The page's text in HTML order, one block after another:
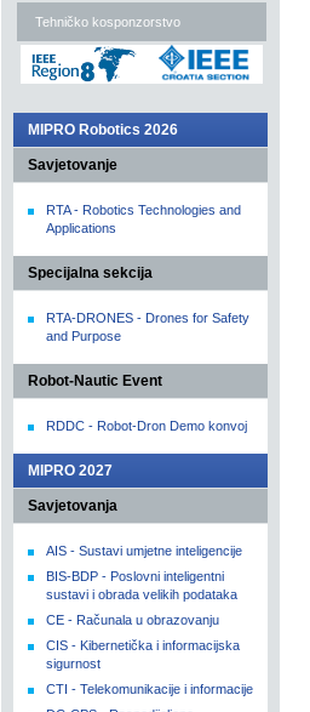
Tehničko kosponzorstvo
MIPRO Robotics 2026
Savjetovanje
RTA - Robotics Technologies and
Applications
Specijalna sekcija
RTA-DRONES - Drones for Safety
and Purpose
Robot-Nautic Event
RDDC - Robot-Dron Demo konvoj
MIPRO 2027
Savjetovanja
AIS - Sustavi umjetne inteligencije
BIS-BDP - Poslovni inteligentni
sustavi i obrada velikih podataka
CE - Računala u obrazovanju
CIS - Kibernetička i informacijska
sigurnost
CTI - Telekomunikacije i informacije